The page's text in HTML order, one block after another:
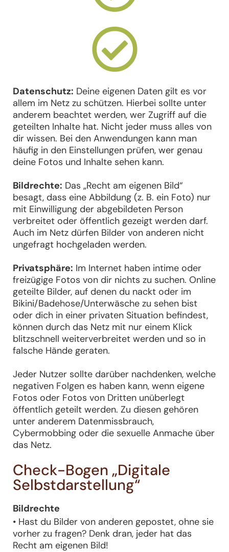
Datenschutz: Deine eigenen Daten gilt es vor
allem im Netz zu schützen. Hierbei sollte unter
anderem beachtet werden, wer Zugriff auf die
geteilten Inhalte hat. Nicht jeder muss alles von
dir wissen. Bei den Anwendungen kann man
häufig in den Einstellungen prüfen, wer genau
deine Fotos und Inhalte sehen kann.
Bildrechte: Das „Recht am eigenen Bild“
besagt, dass eine Abbildung (z. B. ein Foto) nur
mit Einwilligung der abgebildeten Person
verbreitet oder öffentlich gezeigt werden darf.
Auch im Netz dürfen Bilder von anderen nicht
ungefragt hochgeladen werden.
Privatsphäre: Im Internet haben intime oder
freizügige Fotos von dir nichts zu suchen. Online
geteilte Bilder, auf denen du nackt oder im
Bikini/Badehose/Unterwäsche zu sehen bist
oder dich in einer privaten Situation befindest,
können durch das Netz mit nur einem Klick
blitzschnell weiterverbreitet werden und so in
falsche Hände geraten.
Jeder Nutzer sollte darüber nachdenken, welche
negativen Folgen es haben kann, wenn eigene
Fotos oder Fotos von Dritten unüberlegt
öffentlich geteilt werden. Zu diesen gehören
unter anderem Datenmissbrauch,
Cybermobbing oder die sexuelle Anmache über
das Netz.
Check-Bogen „Digitale
Selbstdarstellung“
Bildrechte
• Hast du Bilder von anderen gepostet, ohne sie
vorher zu fragen? Denk dran, jeder hat das
Recht am eigenen Bild!